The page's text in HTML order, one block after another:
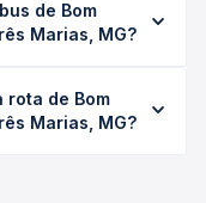
5min, podendo
(convencional,
desejada.
de Bom
Marias, MG?
em média R$
a empresa, o
rota de Bom
Marias, MG?